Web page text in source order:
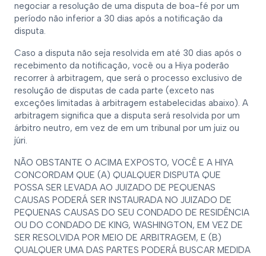
negociar a resolução de uma disputa de boa-fé por um
período não inferior a 30 dias após a notificação da
disputa.
Caso a disputa não seja resolvida em até 30 dias após o
recebimento da notificação, você ou a Hiya poderão
recorrer à arbitragem, que será o processo exclusivo de
resolução de disputas de cada parte (exceto nas
exceções limitadas à arbitragem estabelecidas abaixo). A
arbitragem significa que a disputa será resolvida por um
árbitro neutro, em vez de em um tribunal por um juiz ou
júri.
NÃO OBSTANTE O ACIMA EXPOSTO, VOCÊ E A HIYA
CONCORDAM QUE (A) QUALQUER DISPUTA QUE
POSSA SER LEVADA AO JUIZADO DE PEQUENAS
CAUSAS PODERÁ SER INSTAURADA NO JUIZADO DE
PEQUENAS CAUSAS DO SEU CONDADO DE RESIDÊNCIA
OU DO CONDADO DE KING, WASHINGTON, EM VEZ DE
SER RESOLVIDA POR MEIO DE ARBITRAGEM, E (B)
QUALQUER UMA DAS PARTES PODERÁ BUSCAR MEDIDA